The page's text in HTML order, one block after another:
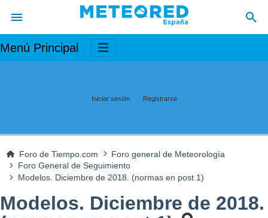
Menú Principal
Iniciar sesión Registrarse
Foro de Tiempo.com
Foro general de Meteorología
Foro General de Seguimiento
Modelos. Diciembre de 2018. (normas en post 1)
Modelos. Diciembre de 2018.